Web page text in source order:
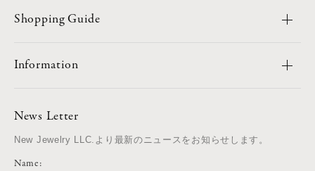
Shopping Guide
Information
News Letter
New Jewelry LLC.より最新のニュースをお知らせします。
Name: